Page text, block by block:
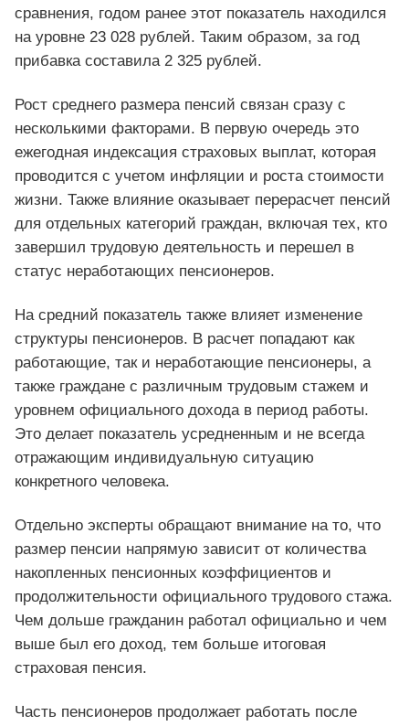
сравнения, годом ранее этот показатель находился
на уровне 23 028 рублей. Таким образом, за год
прибавка составила 2 325 рублей.
Рост среднего размера пенсий связан сразу с
несколькими факторами. В первую очередь это
ежегодная индексация страховых выплат, которая
проводится с учетом инфляции и роста стоимости
жизни. Также влияние оказывает перерасчет пенсий
для отдельных категорий граждан, включая тех, кто
завершил трудовую деятельность и перешел в
статус неработающих пенсионеров.
На средний показатель также влияет изменение
структуры пенсионеров. В расчет попадают как
работающие, так и неработающие пенсионеры, а
также граждане с различным трудовым стажем и
уровнем официального дохода в период работы.
Это делает показатель усредненным и не всегда
отражающим индивидуальную ситуацию
конкретного человека.
Отдельно эксперты обращают внимание на то, что
размер пенсии напрямую зависит от количества
накопленных пенсионных коэффициентов и
продолжительности официального трудового стажа.
Чем дольше гражданин работал официально и чем
выше был его доход, тем больше итоговая
страховая пенсия.
Часть пенсионеров продолжает работать после